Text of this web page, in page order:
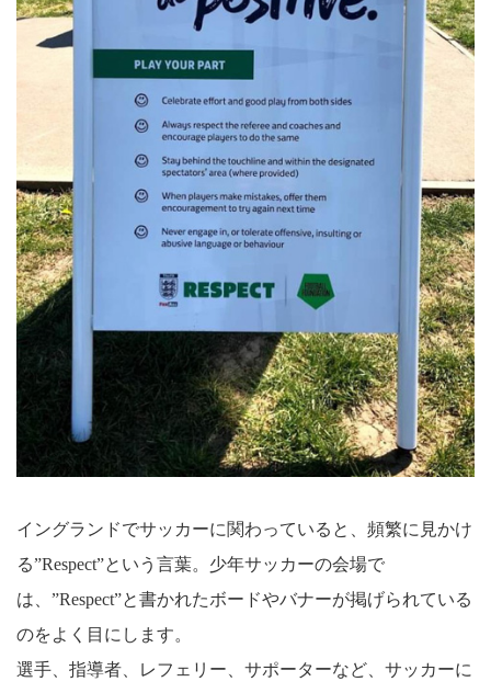
イングランドでサッカーに関わっていると、頻繁に見かけ
る”Respect”という言葉。少年サッカーの会場で
は、”Respect”と書かれたボードやバナーが掲げられている
のをよく目にします。
選手、指導者、レフェリー、サポーターなど、サッカーに